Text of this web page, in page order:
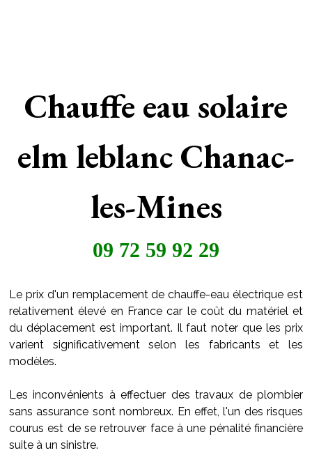
Chauffe eau solaire
elm leblanc Chanac-
les-Mines
09 72 59 92 29
Le prix d'un remplacement de chauffe-eau électrique est
relativement élevé en France car le coût du matériel et
du déplacement est important. Il faut noter que les prix
varient significativement selon les fabricants et les
modèles.
Les inconvénients à effectuer des travaux de plombier
sans assurance sont nombreux. En effet, l'un des risques
courus est de se retrouver face à une pénalité financière
suite à un sinistre.